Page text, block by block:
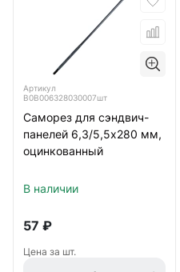
Артикул
B0B006328030007шт
Саморез для сэндвич-
панелей 6,3/5,5х280 мм,
оцинкованный
В наличии
57 ₽
Цена за шт.